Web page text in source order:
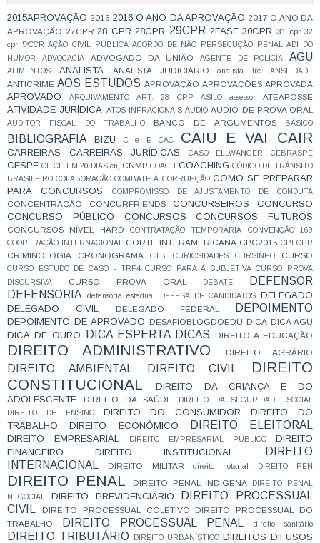
2015APROVAÇÃO 2016 2016 O ANO DA APROVAÇÃO 2017 O ANO DA
APROVAÇÃO 27CPR 28 CPR 28CPR 29CPR 2FASE 30CPR 31 cpr 32
cpr
5ªCCR AÇÃO CIVIL PÚBLICA ACORDO DE NÃO PERSECUÇÃO PENAL
ADI DO
HUMOR
ADVOCACIA ADVOGADO DA UNIÃO AGENTE DE POLÍCIA AGU
ALIMENTOS ANALISTA ANALISTA JUDICIÁRIO analista tre ANSIEDADE
ANTICRIME AOS ESTUDOS APROVAÇÃO APROVAÇÕES APROVADA
APROVADO ARQUIVAMENTO ART. 28 CPP ASILO assessor ATEAPOSSE
ATIVIDADE JURÍDICA ATOS INFRACIONAIS ÁUDIO AUDIO DE PROVA ORAL
AUDITOR FISCAL DO TRABALHO BANCO DE ARGUMENTOS BÁSICO
BIBLIOGRAFIA BIZU C e E CAC CAIU E VAI CAIR
CARREIRAS CARREIRAS JURÍDICAS CASO ELLWANGER CEBRASPE
CESPE CF CF EM 20 DIAS cnj CNMP COACH COACHING CÓDIGO DE TRÂNSITO
BRASILEIRO COLABORAÇÃO COMBATE À CORRUPÇÃO COMO SE PREPARAR
PARA CONCURSOS
COMPROMISSO DE AJUSTAMENTO DE CONDUTA
CONCENTRAÇÃO CONCURFRIENDS CONCURSEIROS
CONCURSO
CONCURSO PÚBLICO
CONCURSOS CONCURSOS FUTUROS
CONCURSOS NÍVEL HARD CONTRATAÇÃO TEMPORÁRIA
CONVENÇÃO 169
COOPERAÇÃO INTERNACIONAL
CORTE INTERAMERICANA CPC2015 CPI CPR
CRIMINOLOGIA CRONOGRAMA CTB CURIOSIDADES CURSINHO CURSO
CURSO ESTUDO DE CASO - TRF4 CURSO PARA A SUBJETIVA
CURSO PROVA
DISCURSIVA
CURSO PROVA ORAL DEBATE
DEFENSOR
DEFENSORIA
defensoria estadual DEFESA DE CANDIDATOS
DELEGADO
DELEGADO CIVIL
DELEGADO FEDERAL DEPOIMENTO
DEPOIMENTO DE APROVADO DESAFIOBLOGDOEDU DICA DICA AGU
DICA DE OURO DICA ESPERTA DICAS DIREITO A EDUCAÇÃO
DIREITO ADMINISTRATIVO DIREITO AGRÁRIO
DIREITO AMBIENTAL DIREITO CIVIL
DIREITO
CONSTITUCIONAL
DIREITO DA CRIANÇA E DO
ADOLESCENTE
DIREITO DA SAÚDE
DIREITO DA SEGURIDADE SOCIAL
DIREITO DE ENSINO
DIREITO DO CONSUMIDOR
DIREITO DO
TRABALHO
DIREITO ECONÔMICO DIREITO ELEITORAL
DIREITO EMPRESARIAL DIREITO EMPRESARIAL PÚBLICO
DIREITO
FINANCEIRO
DIREITO INSTITUCIONAL
DIREITO
INTERNACIONAL
DIREITO MILITAR direito notarial DIREITO PEN
DIREITO PENAL DIREITO PENAL INDÍGENA
DIREITO PENAL
NEGOCIAL
DIREITO PREVIDENCIÁRIO
DIREITO PROCESSUAL
CIVIL
DIREITO PROCESSUAL COLETIVO
DIREITO PROCESSUAL DO
TRABALHO
DIREITO PROCESSUAL PENAL direito sanitário
DIREITO TRIBUTÁRIO DIREITO URBANÍSTICO DIREITOS DIFUSOS